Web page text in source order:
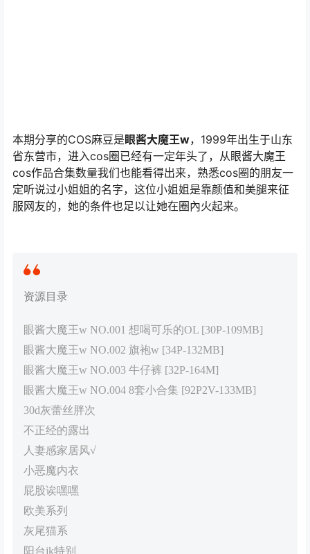
本期分享的COS麻豆是眼酱大魔王w，1999年出生于山东
省东营市，进入cos圈已经有一定年头了，从眼酱大魔王
cos作品合集数量我们也能看得出来，熟悉cos圈的朋友一
定听说过小姐姐的名字，这位小姐姐是靠颜值和美腿来征
服网友的，她的条件也足以让她在圈內火起来。
资源目录
眼酱大魔王w NO.001 想喝可乐的OL [30P-109MB]
眼酱大魔王w NO.002 旗袍w [34P-132MB]
眼酱大魔王w NO.003 牛仔裤 [32P-164M]
眼酱大魔王w NO.004 8套小合集 [92P2V-133MB]
30d灰蕾丝胖次
不正经的露出
人妻感家居风√
小恶魔内衣
屁股诶嘿嘿
欧美系列
灰尾猫系
阳台jk特别